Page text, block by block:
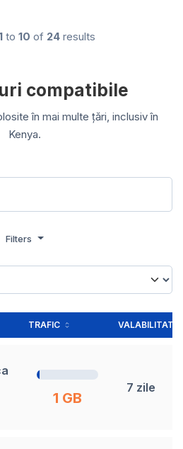
to 10 of 24 results
compatibile
în mai multe țări, inclusiv în
Kenya.
Filters
TRAFIC VALABILITATE
1 GB
7 zile